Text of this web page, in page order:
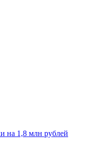
на 1,8 млн рублей